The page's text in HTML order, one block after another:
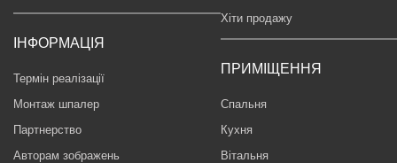
ІНФОРМАЦІЯ
Термін реалізації
Монтаж шпалер
Партнерство
Авторам зображень
Хіти продажу
ПРИМІЩЕННЯ
Спальня
Кухня
Вітальня